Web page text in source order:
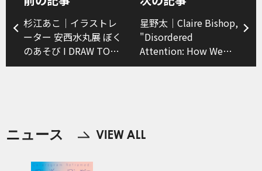
杉江あこ｜イラストレ
ーター 安西水丸展 ぼく
のあそび I DRAW TO
PLAY
星野太｜Claire Bishop,
"Disordered
Attention: How We
Look at Art and
ニュース